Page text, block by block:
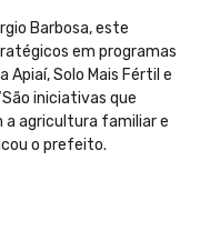
Barbosa, este
em programas
Apiaí, Solo Mais Fértil e
iniciativas que
a agricultura familiar e
o prefeito.